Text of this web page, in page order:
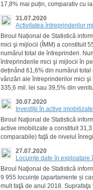
17,8% mai puțin, comparativ cu
31.07.2020
Activitatea întreprinderilor
Biroul Național de Statistică
mici şi mijlocii (ÎMM) a constituit
numărul total de întreprinderi.
întreprinderile mici şi mijlocii în
deținând 61,6% din numărul
vânzări ale întreprinderilor mici
335,6 mil. lei sau 39,5% din
30.07.2020
Investiţii în active
Biroul Naţional de Statistică
active imobilizate a constituit
comparabile) faţă de nivelul
27.07.2020
Locuinţe date în exploatare
Biroul Naţional de Statistică
9 955 locuințe (apartamente și
mult faţă de anul 2018.